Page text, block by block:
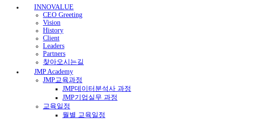
INNOVALUE
CEO Greeting
Vision
History
Client
Leaders
Partners
찾아오시는길
JMP Academy
JMP교육과정
JMP데이터분석사 과정
JMP기업실무 과정
교육일정
월별 교육일정